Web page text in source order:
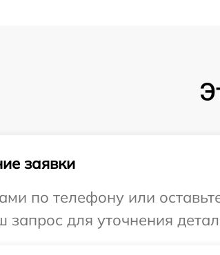
заявки
по телефону или
запрос для уточнения